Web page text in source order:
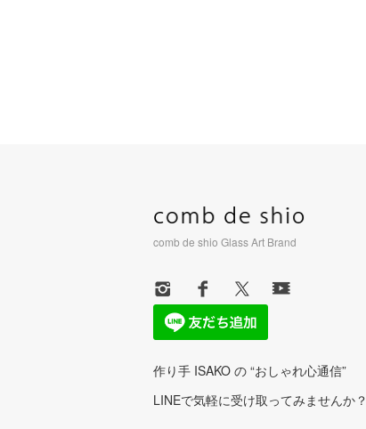
comb de shio Glass Art Brand
作り手 ISAKO の “おしゃれ心通信”
LINEで気軽に受け取ってみませんか？